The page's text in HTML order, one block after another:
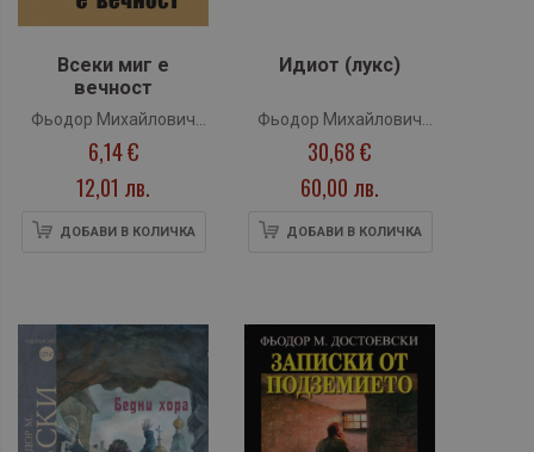
Всеки миг е
вечност
Фьодор Михайлович
Достоевски
6,14 €
12,01 лв.
ДОБАВИ В КОЛИЧКА
Идиот (лукс)
Фьодор Михайлович
Достоевски
30,68 €
60,00 лв.
ДОБАВИ В КОЛИЧКА